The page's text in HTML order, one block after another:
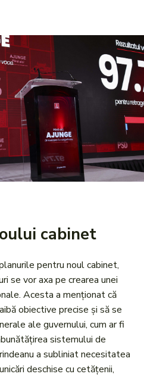
cabinet
pentru noul cabinet,
se vor axa pe crearea unei
Acesta a menționat că
obiective precise și să se
ale guvernului, cum ar fi
sistemului de
a subliniat necesitatea
deschise cu cetățenii,